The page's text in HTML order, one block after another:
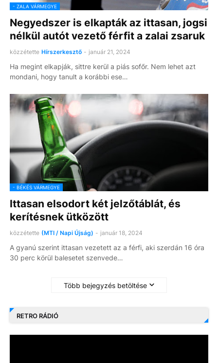
- ZALA VÁRMEGYE
Negyedszer is elkapták az ittasan, jogsi
nélkül autót vezető férfit a zalai zsaruk
közzétette Hírszerkesztő - január 21, 2024
Ha megint elkapják, sittre kerül a piás sofőr. Nem lehet azt
mondani, hogy tanult a korábbi ese…
- BÉKÉS VÁRMEGYE
Ittasan elsodort két jelzőtáblát, és
kerítésnek ütközött
közzétette (MTI / Napi Újság) - január 18, 2024
A gyanú szerint ittasan vezetett az a férfi, aki szerdán 16 óra
30 perc körül balesetet szenvede…
Több bejegyzés betöltése
RETRO RÁDIÓ